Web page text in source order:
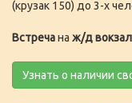
(крузак 150) до 3-х
Встречана ж/д
Узнать о наличии